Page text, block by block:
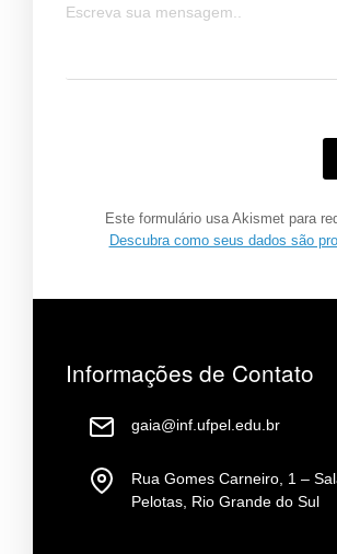
Este formulário usa Akismet para
Descubra como seus dados são
Informações de Contato
gaia@inf.ufpel.edu.br
Rua Gomes Carneiro, 1 –
Pelotas, Rio Grande do Sul